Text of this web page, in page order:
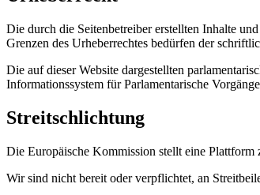
Die durch die Seitenbetreiber erstellten Inhalte
Grenzen des Urheberrechtes bedürfen der
Die auf dieser Website dargestellten
Informationssystem für Parlamentarische
Streitschlichtung
Die Europäische Kommission stellt eine
Wir sind nicht bereit oder verpflichtet, an